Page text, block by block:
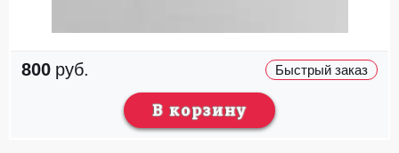
800 руб. Быстрый заказ
В корзину